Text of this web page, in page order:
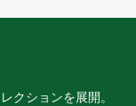
クションを展開。